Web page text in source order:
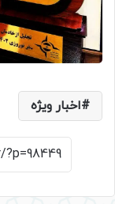
اخبار ویژه